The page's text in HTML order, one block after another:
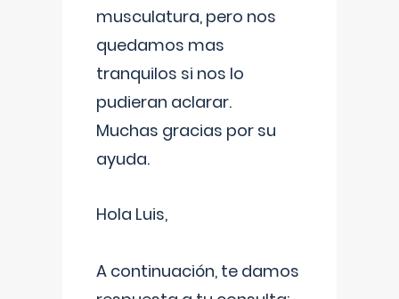
musculatura, pero nos
quedamos mas
tranquilos si nos lo
pudieran aclarar.
Muchas gracias por su
ayuda.
Hola Luis,
A continuación, te damos